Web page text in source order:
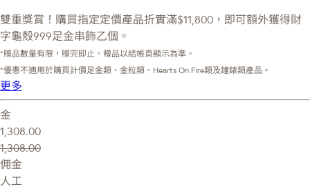
雙重獎賞！購買指定定價產品折實滿$11,800，即可額外獲得財
字龜殼999足金串飾乙個。
*贈品數量有限，贈完即止。贈品以結帳頁顯示為準。
*優惠不適用於購買計價足金類、金粒類、Hearts On Fire類及鐘錶類產品。
更多
金
1,308.00
1,308.00
佣金
人工